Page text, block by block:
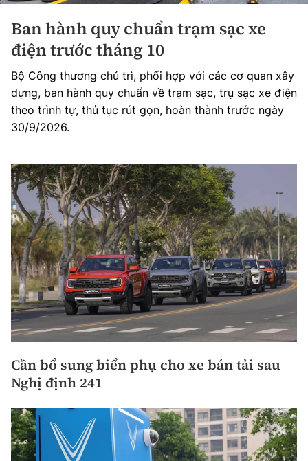
Ban hành quy chuẩn trạm sạc xe
điện trước tháng 10
Bộ Công thương chủ trì, phối hợp với các cơ quan xây
dựng, ban hành quy chuẩn về trạm sạc, trụ sạc xe điện
theo trình tự, thủ tục rút gọn, hoàn thành trước ngày
30/9/2026.
Cần bổ sung biển phụ cho xe bán tải sau
Nghị định 241